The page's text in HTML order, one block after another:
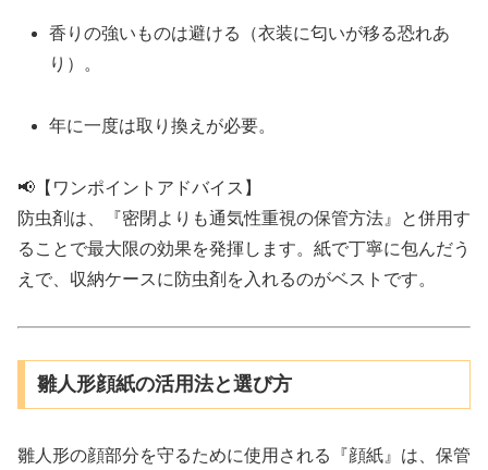
香りの強いものは避ける（衣装に匂いが移る恐れあ
り）。
年に一度は取り換えが必要。
📢【ワンポイントアドバイス】
防虫剤は、『密閉よりも通気性重視の保管方法』と併用す
ることで最大限の効果を発揮します。紙で丁寧に包んだう
えで、収納ケースに防虫剤を入れるのがベストです。
雛人形顔紙の活用法と選び方
雛人形の顔部分を守るために使用される『顔紙』は、保管